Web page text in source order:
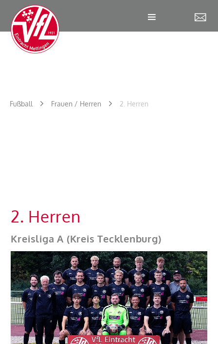
Fußball Frauen / Herren 2. Herren
2. Herren
Kreisliga A (Kreis Tecklenburg)